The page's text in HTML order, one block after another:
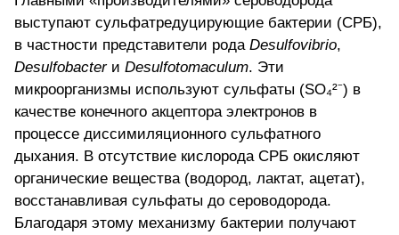
выступают сульфатредуцирующие бактерии (СРБ),
в частности представители рода Desulfovibrio,
Desulfobacterи Desulfotomaculum. Эти
микроорганизмы используют сульфаты (SO₄²⁻) в
качестве конечного акцептора электронов в
процессе диссимиляционного сульфатного
дыхания. В отсутствие кислородаСРБ окисляют
органические вещества (водород, лактат, ацетат),
восстанавливая сульфаты до сероводорода.
Благодаря этому механизму бактерии получают